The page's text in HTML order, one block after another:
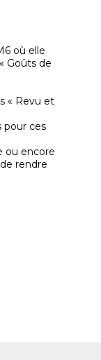
où elle
Goûts de
« Revu et
pour ces
ou encore
rendre